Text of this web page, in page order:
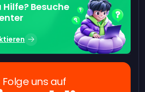
Besuche
Folge uns auf